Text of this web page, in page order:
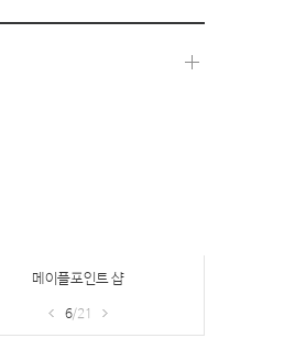
헤이즐의 부탁
7/21